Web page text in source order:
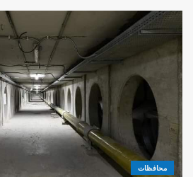
محافظات